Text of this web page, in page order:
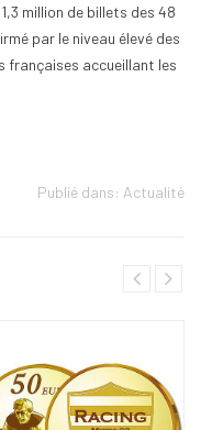
million de billets des 48
par le niveau élevé des
françaises accueillant les
Publié dans: Actualité